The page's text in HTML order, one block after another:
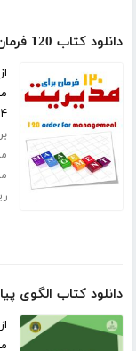
دانلود کتاب 120 فرمان برای مدیریت
۱۴
دانلود کتاب الگوی